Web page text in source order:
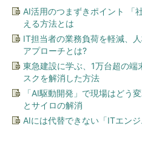
AI活用のつまずきポイント 「
える方法とは
IT担当者の業務負荷を軽減、
アプローチとは?
東急建設に学ぶ、1万台超の端
スクを解消した方法
「AI駆動開発」で現場はどう
とサイロの解消
AIには代替できない「ITエン